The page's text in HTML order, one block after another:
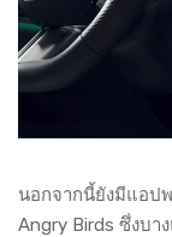
นอกจากนี้ยังมีแอป
Angry Birds ซึ่งบา